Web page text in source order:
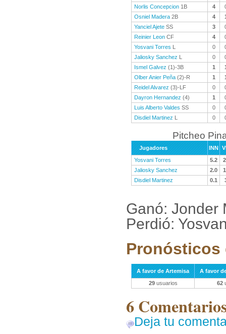
Norlis Concepcion 1B 4
Osniel Madera 2B 4
Yanciel Ajete SS 3
Reinier Leon CF 4
Yosvani Torres L 0
Jaliosky Sanchez L 0
Ismel Galvez (1)-3B 1
Olber Anier Peña (2)-R 1
Reidel Alvarez (3)-LF 0
Dayron Hernandez (4) 1
Luis Alberto Valdes SS 0
Disdiel Martinez L 0
Pitcheo
Jugadores INN
Yosvani Torres
5.2
Jaliosky Sanchez
2.0
Disdiel Martinez
0.1
Ganó: Jonder
Perdió:
Pronósticos
A favor de Artemisa
A favor
29usuarios 62
6
Deja tu